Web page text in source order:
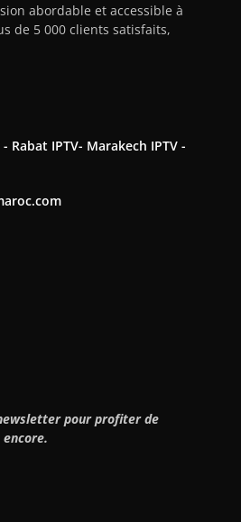
abordable et accessible à
de 5 000 clients satisfaits,
Rabat IPTV- Marakech IPTV -
pour profiter de